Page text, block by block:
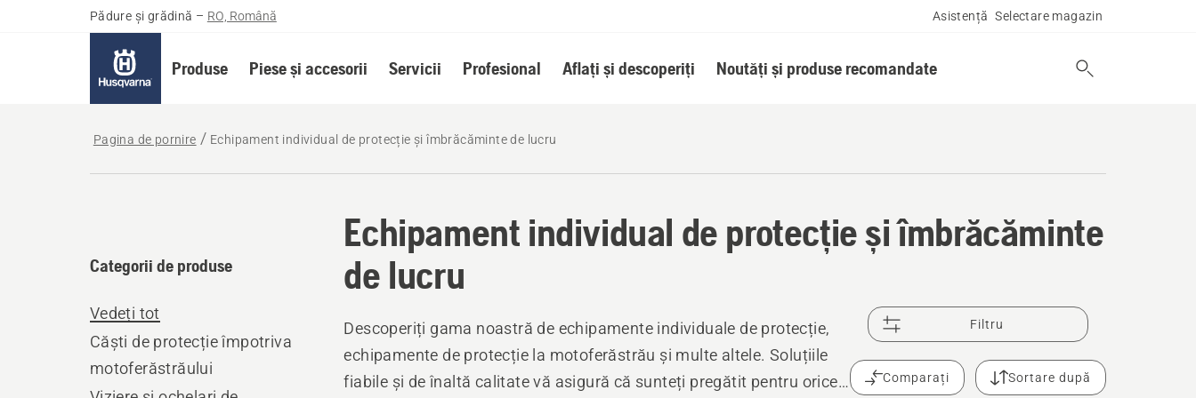
Pădure și grădină – RO, Română Asistență Selectare magazin
Produse Piese și accesorii Servicii Profesional Aflați și descoperiți Noutăți și produse recomandate
Pagina de pornire Echipament individual de protecție și îmbrăcăminte de lucru
Echipament individual de protecție și îmbrăcăminte
de lucru
Categorii de produse
Vedeți tot
Căști de protecție împotriva
motoferăstrăului
Descoperiți gama noastră de echipamente individuale de protecție,
echipamente de protecție la motoferăstrău și multe altele. Soluțiile
fiabile și de înaltă calitate vă asigură că sunteți pregătit pentru orice
Filtru
Comparați Sortare după